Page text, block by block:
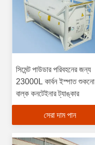
সিমেন্ট পাউডার পরিবহনের জন্য
23000L কার্বন ইস্পাত শুকনো
বাল্ক কনটেইনার ট্যাঙ্কার
সেরা দাম পান